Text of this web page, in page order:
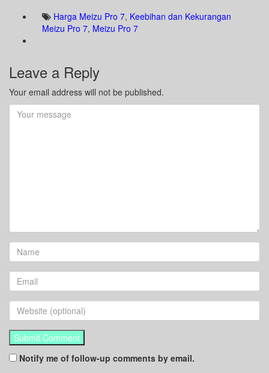
Harga Meizu Pro 7, Keebihan dan Kekurangan
Meizu Pro 7, Meizu Pro 7
Leave a Reply
Your email address will not be published.
Notify me of follow-up comments by email.